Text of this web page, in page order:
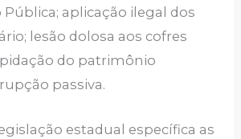
aplicação ilegal dos
lesão dolosa aos cofres
do patrimônio
passiva.
estadual específica as